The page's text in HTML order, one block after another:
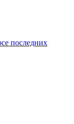
последних